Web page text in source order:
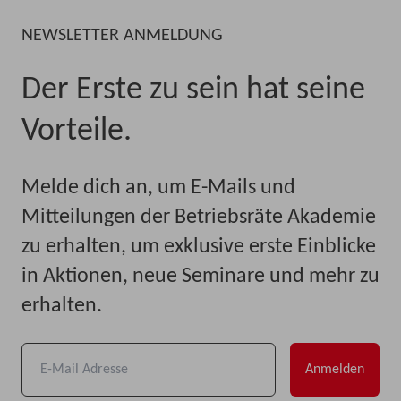
NEWSLETTER ANMELDUNG
Der Erste zu sein hat seine
Vorteile.
Melde dich an, um E-Mails und
Mitteilungen der Betriebsräte Akademie
zu erhalten, um exklusive erste Einblicke
in Aktionen, neue Seminare und mehr zu
erhalten.
Anmelden